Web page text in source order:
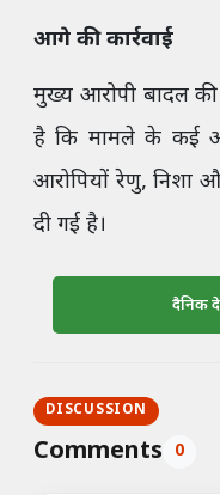
आगे की कार्रवाई
मुख्य आरोपी बादल की
है कि मामले के कई
आरोपियों रेणु, निशा
दी गई है।
दैनिक
DISCUSSION
Comments 0